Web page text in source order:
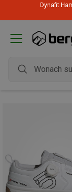
Dynafit